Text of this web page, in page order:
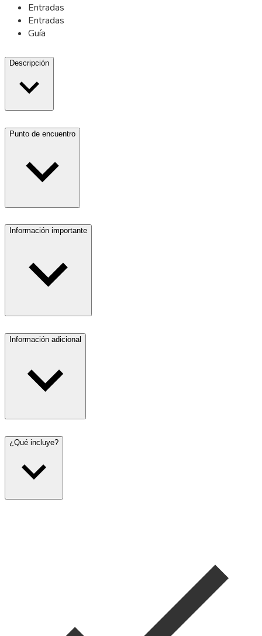
Entradas
Entradas
Guía
Descripción
Punto de encuentro
Información importante
Información adicional
¿Qué incluye?